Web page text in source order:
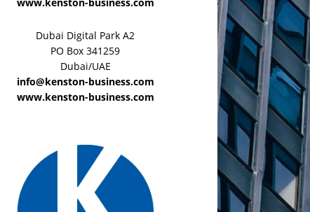
Dubai Digital Park A2
PO Box 341259
Dubai/UAE
info@kenston-business.com
www.kenston-business.com